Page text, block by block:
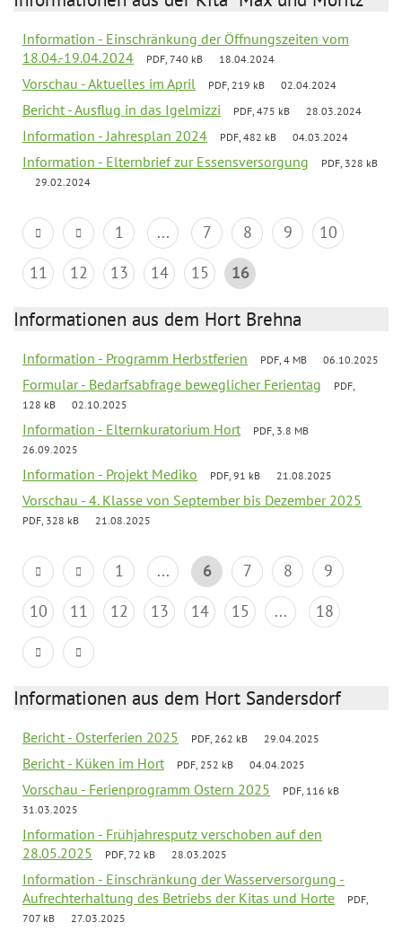
Information - Einschränkung der Öffnungszeiten vom
18.04.-19.04.2024
PDF, 740 kB 18.04.2024
Vorschau - Aktuelles im April PDF, 219 kB 02.04.2024
Bericht - Ausflug in das Igelmizzi PDF, 475 kB 28.03.2024
Information - Jahresplan 2024 PDF, 482 kB 04.03.2024
Information - Elternbrief zur Essensversorgung
PDF, 328 kB
29.02.2024
1 ... 7 8 9
10
11
12 13 14 15 16
Informationen aus dem Hort Brehna
Information - Programm Herbstferien PDF, 4 MB 06.10.2025
Formular - Bedarfsabfrage beweglicher Ferientag
PDF,
128 kB
02.10.2025
Information - Elternkuratorium Hort
PDF, 3.8 MB
26.09.2025
Information - Projekt Mediko PDF, 91 kB 21.08.2025
Vorschau - 4. Klasse von September bis Dezember 2025
PDF, 328 kB 21.08.2025
1 ... 6 7 8
9
10
11 12 13 14 15 ... 18
Informationen aus dem Hort Sandersdorf
Bericht - Osterferien 2025 PDF, 262 kB 29.04.2025
Bericht - Küken im Hort PDF, 252 kB 04.04.2025
Vorschau - Ferienprogramm Ostern 2025
PDF, 116 kB
31.03.2025
Information - Frühjahresputz verschoben auf den
28.05.2025
PDF, 72 kB 28.03.2025
Information - Einschränkung der Wasserversorgung -
Aufrechterhaltung des Betriebs der Kitas und Horte
PDF,
707 kB
27.03.2025